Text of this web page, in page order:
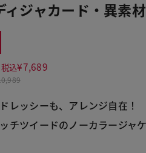
ィジャカード・異素
税込¥7,689
レッシーも、アレンジ自在！
チツイードのノーカラージャ